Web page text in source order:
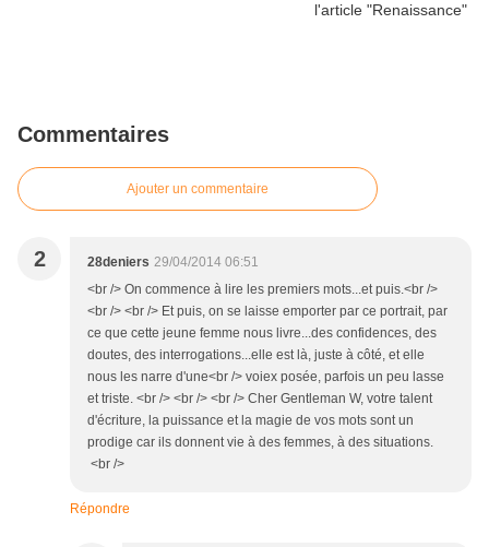
Commentaires
Ajouter un commentaire
2 28deniers 29/04/2014 06:51
<br /> On commence à lire les premiers mots...et puis.<br />
<br /> <br /> Et puis, on se laisse emporter par ce portrait, par
ce que cette jeune femme nous livre...des confidences, des
doutes, des interrogations...elle est là, juste à côté, et elle
nous les narre d'une<br /> voiex posée, parfois un peu lasse
et triste. <br /> <br /> <br /> Cher Gentleman W, votre talent
d'écriture, la puissance et la magie de vos mots sont un
prodige car ils donnent vie à des femmes, à des situations.
<br />
Répondre